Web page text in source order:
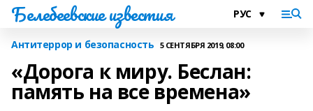
Белебеевские известия
Антитеррор и безопасность 5 СЕНТЯБРЯ 2019, 08:00
«Дорога к миру. Беслан:
память на все времена»